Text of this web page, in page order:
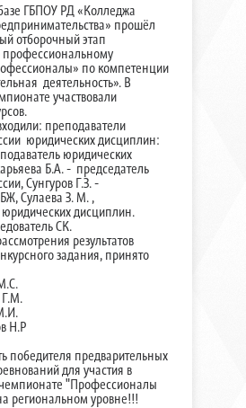
ГБПОУ РД «Колледжа
прошёл
отборочный этап
по компетенции
деятельность». В
участвовали
преподаватели
юридических дисциплин:
юридических
Б.А. - председатель
Сунгуров Г.З. -
Сулаева З. М. ,
дисциплин.
СК.
результатов
задания, принято
Г.М.
Н.Р
победителя предварительных
для участия в
"Профессионалы
региональном уровне!!!